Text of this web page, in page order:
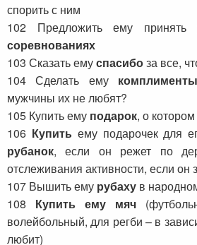
спорить с ним
102 Предложить ему принять
соревнованиях
103 Сказать емуспасибоза все,
104 Сделать ему комплименты
мужчины их не любят?
105 Купить ему подарок, о
106 Купитьему подарочек для
рубанок, если он режет по
отслеживания активности, если он
107 Вышить ему рубаху в
108 Купить ему мяч
волейбольный, для регби – в
любит)